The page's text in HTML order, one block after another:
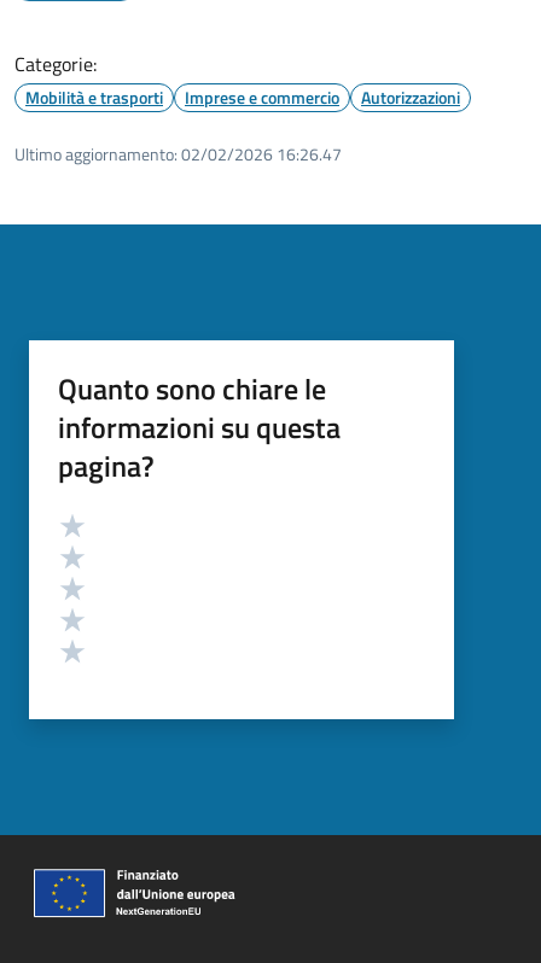
Categorie:
Mobilità e trasporti Imprese e commercio Autorizzazioni
Ultimo aggiornamento:02/02/2026 16:26.47
Quanto sono chiare le
informazioni su questa
pagina?
Valutazione